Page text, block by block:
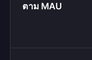
ตาม MAU